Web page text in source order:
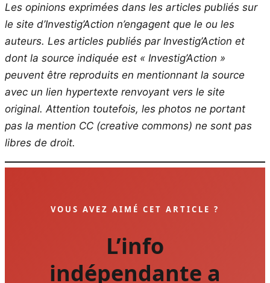
Les opinions exprimées dans les articles publiés sur
le site d’Investig’Action n’engagent que le ou les
auteurs. Les articles publiés par Investig’Action et
dont la source indiquée est « Investig’Action »
peuvent être reproduits en mentionnant la source
avec un lien hypertexte renvoyant vers le site
original. Attention toutefois, les photos ne portant
pas la mention CC (creative commons) ne sont pas
libres de droit.
VOUS AVEZ AIMÉ CET ARTICLE ?
L’info
indépendante a